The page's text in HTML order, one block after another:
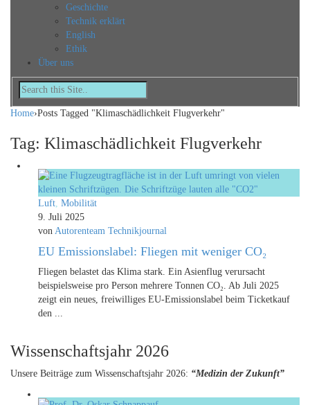
Geschichte
Technik erklärt
English
Ethik
Über uns
Home›Posts Tagged "Klimaschädlichkeit Flugverkehr"
Tag: Klimaschädlichkeit Flugverkehr
Luft, Mobilität
9. Juli 2025
von Autorenteam Technikjournal
EU Emissionslabel: Fliegen mit weniger CO₂
Fliegen belastet das Klima stark. Ein Asienflug verursacht
beispielsweise pro Person mehrere Tonnen CO₂. Ab Juli 2025
zeigt ein neues, freiwilliges EU-Emissionslabel beim Ticketkauf
den ...
Wissenschaftsjahr 2026
Unsere Beiträge zum Wissenschaftsjahr 2026: “Medizin der Zukunft”